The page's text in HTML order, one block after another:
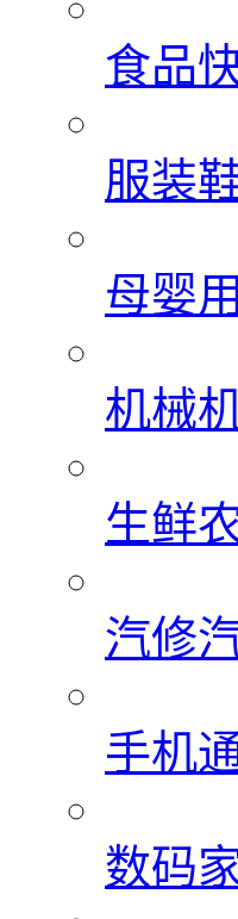
食品
服装
母婴
机械
生鲜
汽修
手机
数码